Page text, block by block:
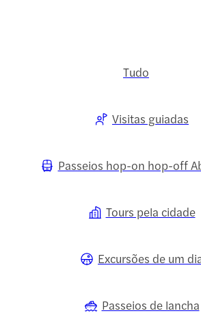
Tudo
Visitas guiadas
Passeios hop-on hop-off
Tours pela cidade
Excursões de um
Passeios de lancha